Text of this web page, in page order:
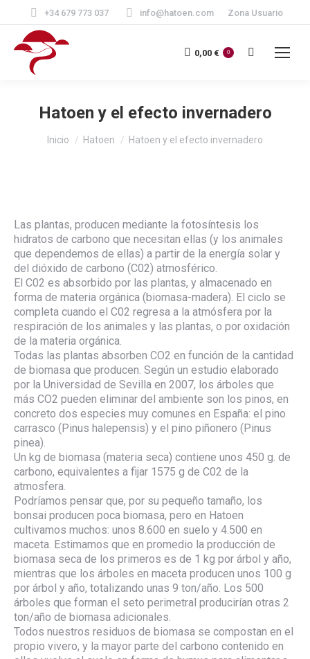
+34 679 773 037 info@hatoen.com Zona Usuario
0,00 € 0 Buscar:
Hatoen y el efecto invernadero
Inicio Hatoen Hatoen y el efecto invernadero
Las plantas, producen mediante la fotosíntesis los
hidratos de carbono que necesitan ellas (y los animales
que dependemos de ellas) a partir de la energía solar y
del dióxido de carbono (C02) atmosférico.
El C02 es absorbido por las plantas, y almacenado en
forma de materia orgánica (biomasa-madera). El ciclo se
completa cuando el C02 regresa a la atmósfera por la
respiración de los animales y las plantas, o por oxidación
de la materia orgánica.
Todas las plantas absorben CO2 en función de la cantidad
de biomasa que producen. Según un estudio elaborado
por la Universidad de Sevilla en 2007, los árboles que
más CO2 pueden eliminar del ambiente son los pinos, en
concreto dos especies muy comunes en España: el pino
carrasco (Pinus halepensis) y el pino piñonero (Pinus
pinea).
Un kg de biomasa (materia seca) contiene unos 450 g. de
carbono, equivalentes a fijar 1575 g de C02 de la
atmosfera.
Podríamos pensar que, por su pequeño tamaño, los
bonsai producen poca biomasa, pero en Hatoen
cultivamos muchos: unos 8.600 en suelo y 4.500 en
maceta. Estimamos que en promedio la producción de
biomasa seca de los primeros es de 1 kg por árbol y año,
mientras que los árboles en maceta producen unos 100 g
por árbol y año, totalizando unas 9 ton/año. Los 500
árboles que forman el seto perimetral producirían otras 2
ton/año de biomasa adicionales.
Todos nuestros residuos de biomasa se compostan en el
propio vivero, y la mayor parte del carbono contenido en